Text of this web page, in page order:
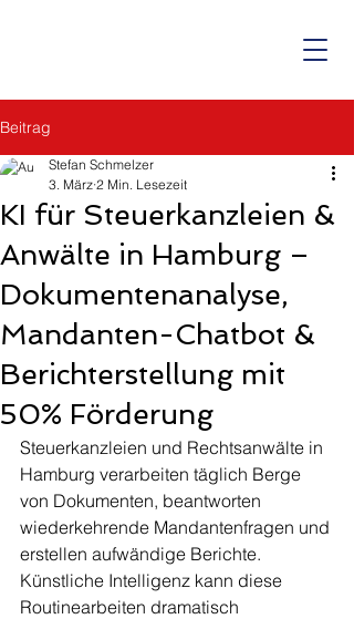
Beitrag
KI für Steuerkanzleien &
Anwälte in Hamburg –
Dokumentenanalyse,
Mandanten-Chatbot &
Berichterstellung mit
50% Förderung
Stefan Schmelzer
3. März 2 Min. Lesezeit
Steuerkanzleien und Rechtsanwälte in
Hamburg verarbeiten täglich Berge
von Dokumenten, beantworten
wiederkehrende Mandantenfragen und
erstellen aufwändige Berichte.
Künstliche Intelligenz kann diese
Routinearbeiten dramatisch